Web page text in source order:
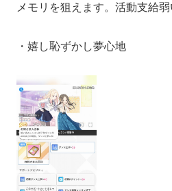
メモリを狙えます。活動支給弱
・嬉し恥ずかし夢心地